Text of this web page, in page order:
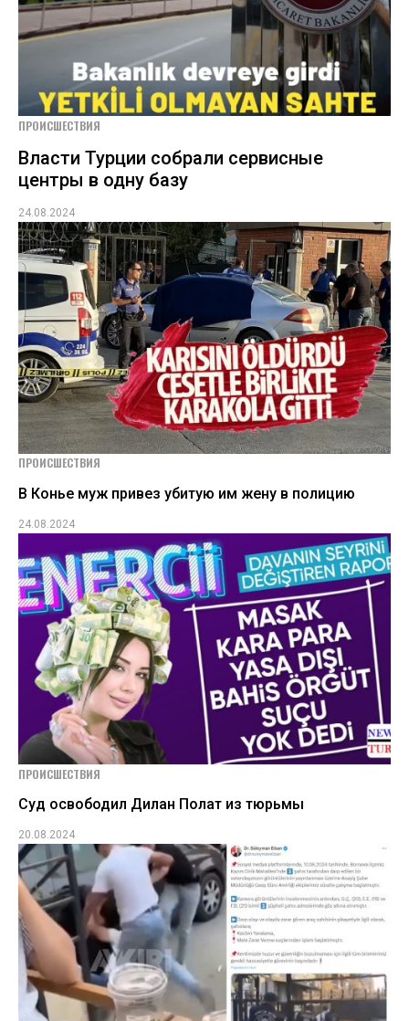
ПРОИСШЕСТВИЯ
Власти Турции собрали сервисные
центры в одну базу
24.08.2024
ПРОИСШЕСТВИЯ
В Конье муж привез убитую им жену в полицию
24.08.2024
ПРОИСШЕСТВИЯ
Суд освободил Дилан Полат из тюрьмы
20.08.2024